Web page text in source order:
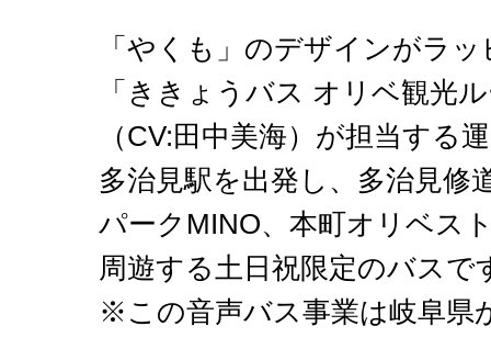
「やくも」のデザインがラ
「ききょうバス オリベ観光
（CV:田中美海）が担当する
多治見駅を出発し、多治見修
パークMINO、本町オリベス
周遊する土日祝限定のバスで
※この音声バス事業は岐阜県